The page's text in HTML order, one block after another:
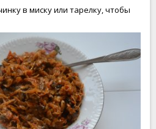
в миску или тарелку, чтобы